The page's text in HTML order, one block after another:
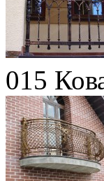
015